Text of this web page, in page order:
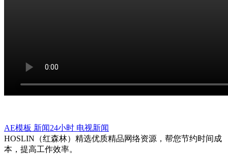
AE模板 新闻24小时 电视新闻
HOSLIN（红森林）精选优质精品网络资源，帮您节约时间成
本，提高工作效率。